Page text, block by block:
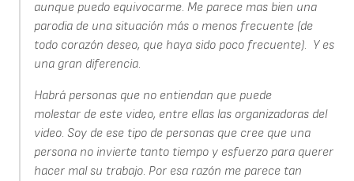
aunque puedo equivocarme. Me parece mas bien una
parodia de una situación más o menos frecuente (de
todo corazón deseo, que haya sido poco frecuente). Y es
una gran diferencia.
Habrá personas que no entiendan que puede
molestar de este video, entre ellas las organizadoras del
video. Soy de ese tipo de personas que cree que una
persona no invierte tanto tiempo y esfuerzo para querer
hacer mal su trabajo. Por esa razón me parece tan